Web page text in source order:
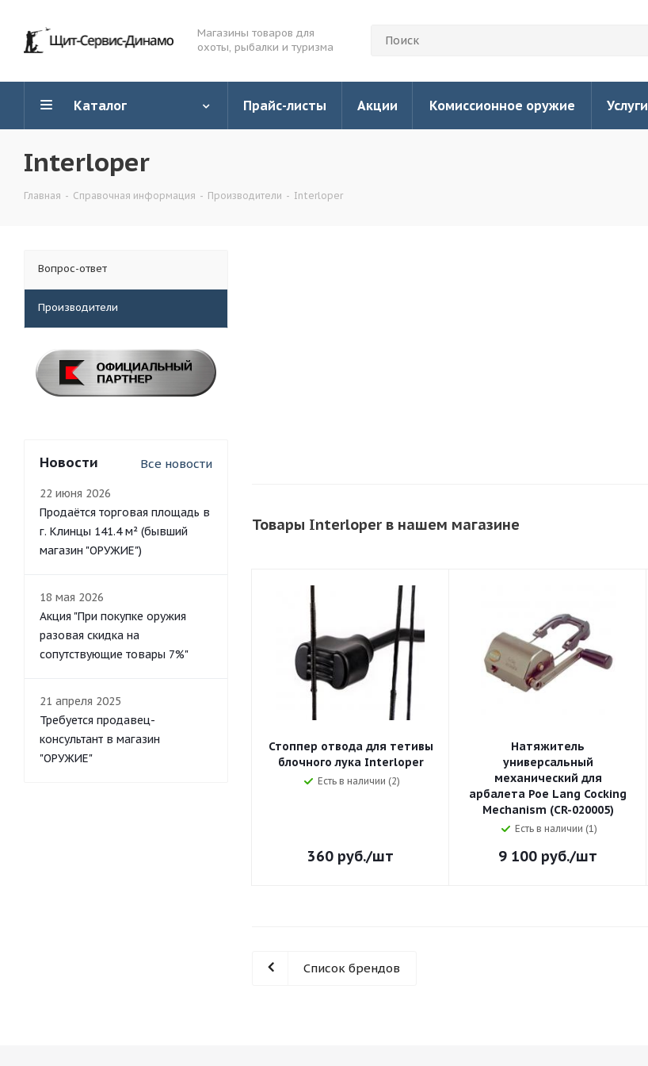
Магазины товаров для
охоты, рыбалки и туризма
Каталог Прайс-листы Акции Комиссионное оружие Услуги
Interloper
Главная - Справочная информация - Производители - Interloper
Товары Interloper в нашем магазине
Стоппер отвода для тетивы
блочного лука Interloper
Есть в наличии (2)
360 руб./шт
Натяжитель
универсальный
механический для
арбалета Poe Lang Cocking
Mechanism (CR-020005)
Есть в наличии (1)
9 100 руб./шт
Список брендов
Вопрос-ответ
Производители
Новости Все новости
22 июня 2026
Продаётся торговая площадь в
г. Клинцы 141.4 м² (бывший
магазин "ОРУЖИЕ")
18 мая 2026
Акция "При покупке оружия
разовая скидка на
сопутствующие товары 7%"
21 апреля 2025
Требуется продавец-
консультант в магазин
"ОРУЖИЕ"